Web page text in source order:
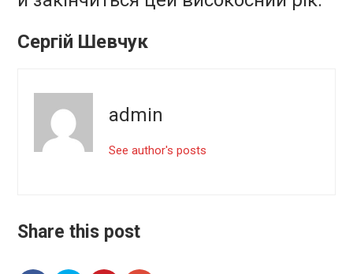
Сергій Шевчук
admin
See author's posts
Share this post